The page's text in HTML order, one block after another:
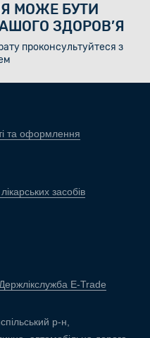
МОЖЕ БУТИ
ЗДОРОВ’Я
проконсультуйтеся з
та оформлення
засобів
Держлікслужба E-Trade
р-н,